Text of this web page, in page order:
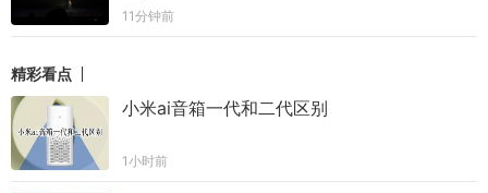
11分钟前
精彩看点
小米ai音箱一代和二代区别
1小时前